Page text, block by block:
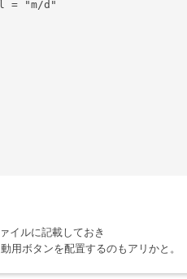
イルに記載しておき
用ボタンを配置するのもアリかと。